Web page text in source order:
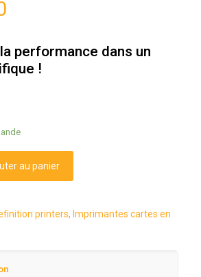
performance dans un
!
au panier
printers, Imprimantes cartes en